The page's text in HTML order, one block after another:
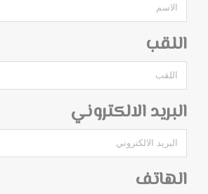
اللقب
البريد الالكتروني
الهاتف